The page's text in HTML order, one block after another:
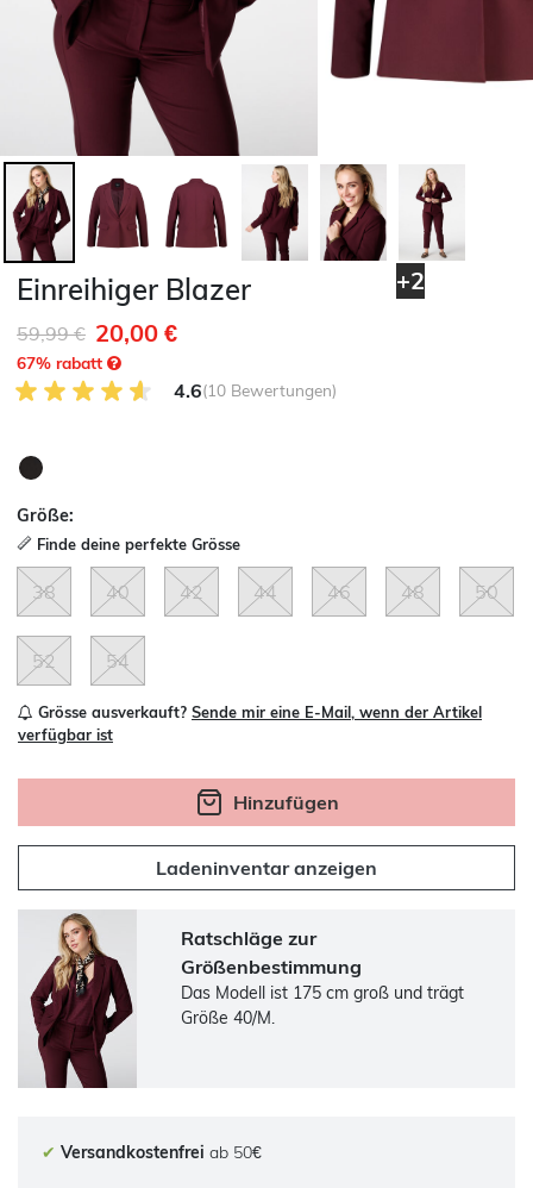
+2
Einreihiger Blazer
Reduziert von
59,99 €auf20,00 €
67% rabatt
4.6 von 5 Kundenrezensionen
4.6(10 Bewertungen)
Größe:
Finde deine perfekte Grösse
38 40 42 44 46 48 50
52 54
Grösse ausverkauft? Sende mir eine E-Mail, wenn der Artikel
verfügbar ist
Hinzufügen
Ladeninventar anzeigen
Ratschläge zur
Größenbestimmung
Das Modell ist 175 cm groß und trägt
Größe 40/M.
✔ Versandkostenfrei ab 50€